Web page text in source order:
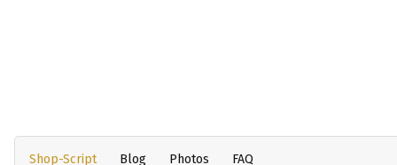
Shop-Script Blog Photos FAQ